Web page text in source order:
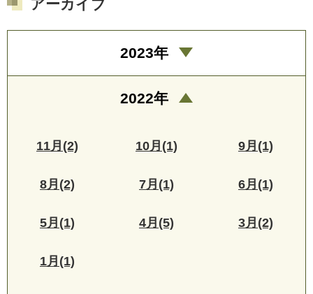
アーカイブ
2023年
2022年
11月(2) 10月(1) 9月(1)
8月(2) 7月(1) 6月(1)
5月(1) 4月(5) 3月(2)
1月(1)